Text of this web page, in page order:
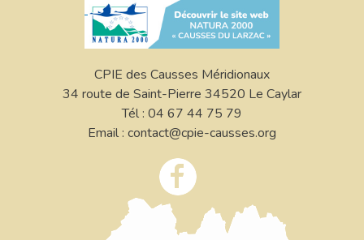
CPIE des Causses Méridionaux
34 route de Saint-Pierre 34520 Le Caylar
Tél : 04 67 44 75 79
Email : contact@cpie-causses.org